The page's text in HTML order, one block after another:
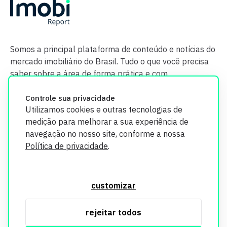
Controle sua privacidade
Utilizamos cookies e outras tecnologias de
medição para melhorar a sua experiência de
navegação no nosso site, conforme a nossa
Política de privacidade.
customizar
rejeitar todos
Somos a principal plataforma de conteúdo e notícias do
mercado imobiliário do Brasil. Tudo o que você precisa
saber sobre a área de forma prática e com
segurança. Todos os dados coletados em nosso site são
utilizados exclusivamente para fins de aprimoramento de
informações, consulte nossa Política de Privacidade.